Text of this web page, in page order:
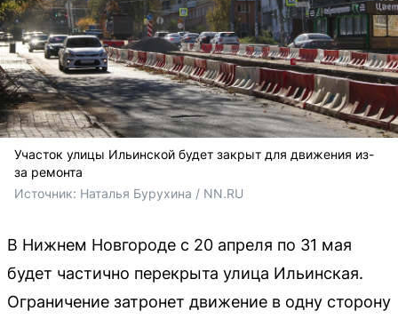
Участок улицы Ильинской будет закрыт для движения из-
за ремонта
Источник: Наталья Бурухина / NN.RU
В Нижнем Новгороде с 20 апреля по 31 мая
будет частично перекрыта улица Ильинская.
Ограничение затронет движение в одну сторону